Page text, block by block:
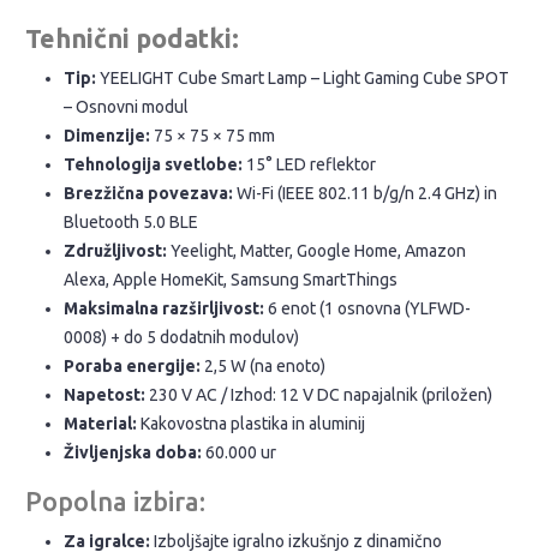
Tehnični podatki:
Tip: YEELIGHT Cube Smart Lamp – Light Gaming Cube SPOT
– Osnovni modul
Dimenzije: 75 × 75 × 75 mm
Tehnologija svetlobe: 15° LED reflektor
Brezžična povezava: Wi-Fi (IEEE 802.11 b/g/n 2.4 GHz) in
Bluetooth 5.0 BLE
Združljivost: Yeelight, Matter, Google Home, Amazon
Alexa, Apple HomeKit, Samsung SmartThings
Maksimalna razširljivost: 6 enot (1 osnovna (YLFWD-
0008) + do 5 dodatnih modulov)
Poraba energije: 2,5 W (na enoto)
Napetost: 230 V AC / Izhod: 12 V DC napajalnik (priložen)
Material: Kakovostna plastika in aluminij
Življenjska doba: 60.000 ur
Popolna izbira:
Za igralce: Izboljšajte igralno izkušnjo z dinamično